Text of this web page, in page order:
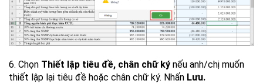
6. Chọn Thiết lập tiêu đề, chân chữ ký nếu anh/chị muốn
thiết lập lại tiêu đề hoặc chân chữ ký. Nhấn Lưu.